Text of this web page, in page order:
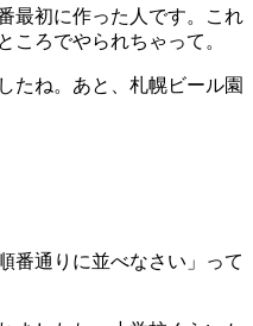
最初に作った人です。これ
ろでやられちゃって。
たね。あと、札幌ビール園
番通りに並べなさい」って